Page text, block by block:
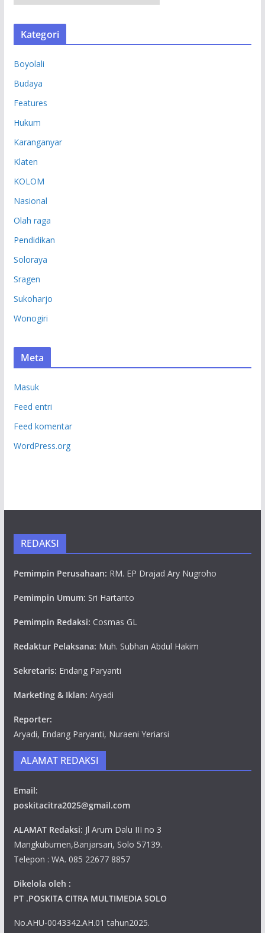
R
S
Kategori
Boyolali
Budaya
Features
Hukum
Karanganyar
Klaten
KOLOM
Nasional
Olah raga
Pendidikan
Soloraya
Sragen
Sukoharjo
Wonogiri
Meta
Masuk
Feed entri
Feed komentar
WordPress.org
REDAKSI
Pemimpin Perusahaan: RM. EP Drajad Ary Nugroho
Pemimpin Umum: Sri Hartanto
Pemimpin Redaksi: Cosmas GL
Redaktur Pelaksana: Muh. Subhan Abdul Hakim
Sekretaris: Endang Paryanti
Marketing & Iklan: Aryadi
Reporter:
Aryadi, Endang Paryanti, Nuraeni Yeriarsi
ALAMAT REDAKSI
Email:
poskitacitra2025@gmail.com
ALAMAT Redaksi: Jl Arum Dalu III no 3
Mangkubumen,Banjarsari, Solo 57139.
Telepon : WA. 085 22677 8857
Dikelola oleh :
PT .POSKITA CITRA MULTIMEDIA SOLO
No.AHU-0043342.AH.01 tahun2025.